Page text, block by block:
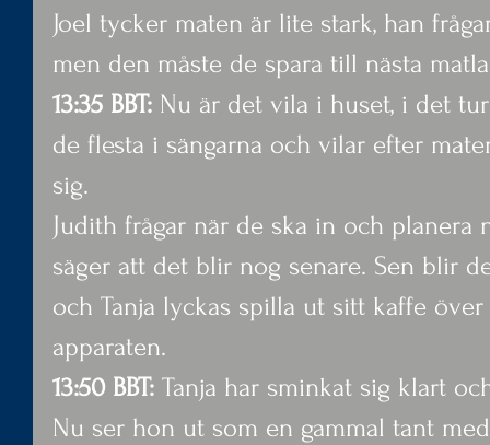
Joel tycker maten är lite stark, han
men den måste de spara till nästa
13:35 BBT: Nu är det vila i huset, i det
de flesta i sängarna och vilar efter
sig.
Judith frågar när de ska in och planera
säger att det blir nog senare. Sen blir
och Tanja lyckas spilla ut sitt kaffe
apparaten.
13:50 BBT: Tanja har sminkat sig klart
Nu ser hon ut som en gammal tant